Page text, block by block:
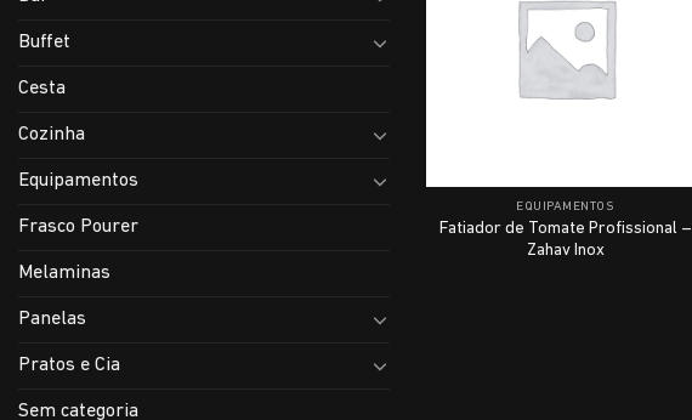
Buffet
Cesta
Cozinha
Equipamentos
Frasco Pourer
Melaminas
Panelas
Pratos e Cia
Sem categoria
EQUIPAMENTOS
Fatiador de Tomate Profissional –
Zahav Inox